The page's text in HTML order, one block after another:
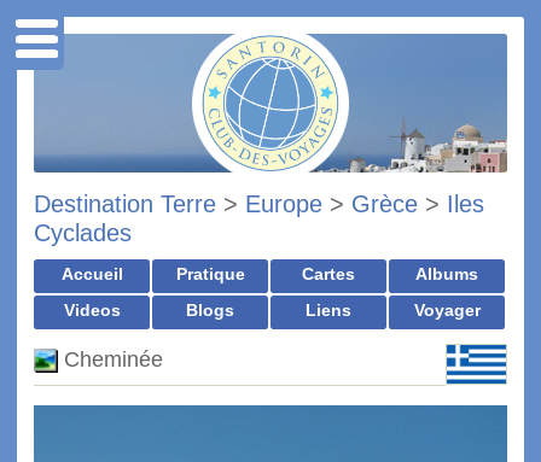
Destination Terre > Europe > Grèce > Iles
Cyclades
Accueil Pratique Cartes
Albums
Videos
Blogs Liens Voyager
Cheminée